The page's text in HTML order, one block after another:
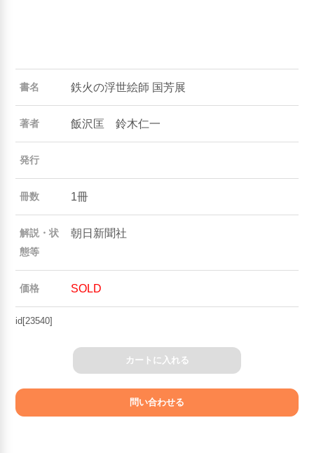
書名 鉄火の浮世絵師 国芳展
著者 飯沢匡 鈴木仁一
発行
冊数 1冊
解説・状
態等
朝日新聞社
価格 SOLD
id[23540]
カートに入れる